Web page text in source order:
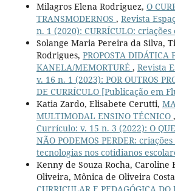
Milagros Elena Rodriguez, O
TRANSMODERNOS , Revista
n. 1 (2020): CURRÍCULO:
Solange Maria Pereira da Silva,
Rodrigues, PROPOSTA DIDÁTICA
KANELA/MEMORTURÉ , Revista
v. 16 n. 1 (2023): POR OUTROS
DE CURRÍCULO [Publicação em
Katia Zardo, Elisabete Cerutti,
MULTIMODAL ENSINO TÉCNICO ,
Currículo: v. 15 n. 3 (2022): O
NÃO PODEMOS PERDER:
tecnologias nos cotidianos
Kenny de Souza Rocha, Caroline
Oliveira, Mônica de Oliveira